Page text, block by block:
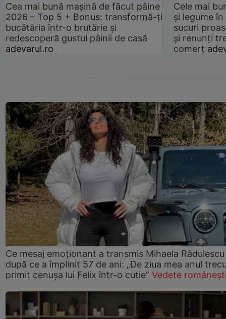
Cea mai bună mașină de făcut pâine
2026 – Top 5 + Bonus: transformă-ți
bucătăria într-o brutărie și
redescoperă gustul pâinii de casă
adevarul.ro
Cele mai
și legume
sucuri
și renunți
comerț
Ce mesaj emoționant a transmis Mihaela Rădulescu
după ce a împlinit 57 de ani: „De ziua mea anul
primit cenușa lui Felix într-o cutie” Vedete